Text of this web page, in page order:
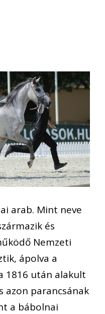
arab. Mint neve
és
Nemzeti
ápolva a
1816 után alakult
azon parancsának
a bábolnai